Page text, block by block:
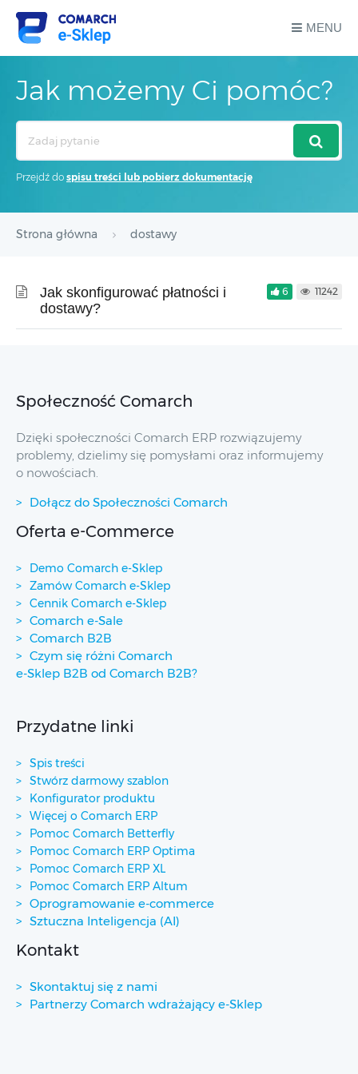
MENU
Jak możemy Ci pomóc?
Przejdź do spisu treści lub pobierz dokumentację
Strona główna dostawy
Jak skonfigurować płatności i
dostawy?
6 11242
Społeczność Comarch
Dzięki społeczności Comarch ERP rozwiązujemy
problemy, dzielimy się pomysłami oraz informujemy
o nowościach.
Dołącz do Społeczności Comarch
Oferta e-Commerce
Demo Comarch e-Sklep
Zamów Comarch e-Sklep
Cennik Comarch e-Sklep
Comarch e-Sale
Comarch B2B
Czym się różni Comarch
e-Sklep B2B od Comarch B2B?
Przydatne linki
Spis treści
Stwórz darmowy szablon
Konfigurator produktu
Więcej o Comarch ERP
Pomoc Comarch Betterfly
Pomoc Comarch ERP Optima
Pomoc Comarch ERP XL
Pomoc Comarch ERP Altum
Oprogramowanie e-commerce
Sztuczna Inteligencja (AI)
Kontakt
Skontaktuj się z nami
Partnerzy Comarch wdrażający e-Sklep